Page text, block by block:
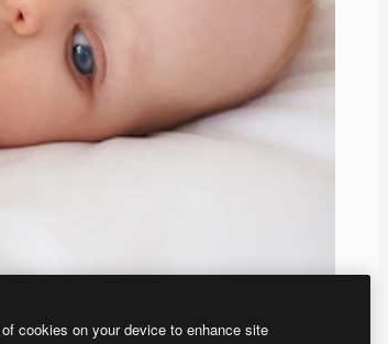
cookies on your device to enhance site